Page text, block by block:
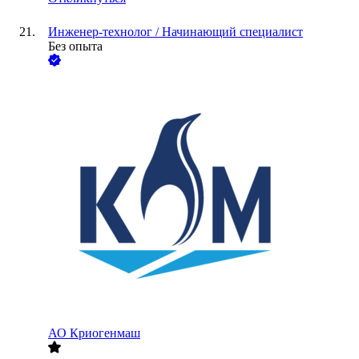
Инженер-технолог / Начинающий специалист
Без опыта
АО Криогенмаш